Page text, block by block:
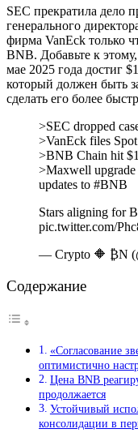
SEC прекратила дело
генерального
фирма VanEck только
BNB. Добавьте к
мае 2025 года достиг
который должен быть
сделать его более
>SEC dropped
>VanEck files
>BNB Chain hit
>Maxwell
updates to #BNB
Stars aligning for
pic.twitter.com/
— Crypto 🔶 ₿N
Содержание
«Согласование
оптимистично
Цена BNB
продолжается
Устойчивый
консолидации в